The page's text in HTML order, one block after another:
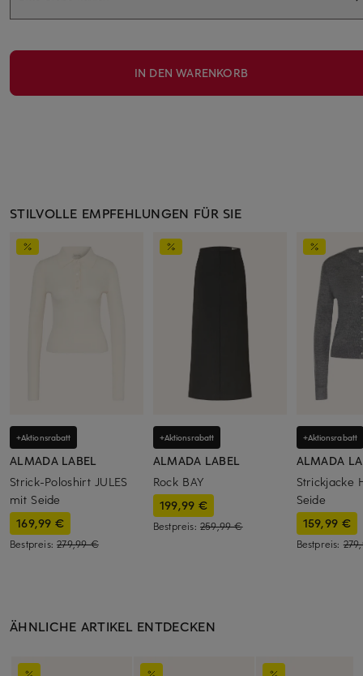
IN DEN WARENKORB
STILVOLLE EMPFEHLUNGEN FÜR SIE
+Aktionsrabatt
ALMADA LABEL
Strick-Poloshirt JULES
mit Seide
169,99 €
Bestpreis:279,99 €
+Aktionsrabatt
ALMADA LABEL
Rock BAY
199,99 €
Bestpreis: 259,99 €
+Aktionsrabatt
ALMADA
Strickjacke
Seide
159,99 €
Bestpreis:
ÄHNLICHE ARTIKEL ENTDECKEN